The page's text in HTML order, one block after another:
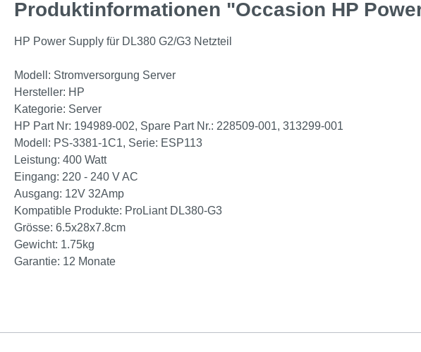
Produktinformationen "Occasion HP
HP Power Supply für DL380 G2/G3 Netzteil
Modell: Stromversorgung Server
Hersteller: HP
Kategorie: Server
HP Part Nr: 194989-002, Spare Part Nr.: 228509-001, 313299-001
Modell: PS-3381-1C1, Serie: ESP113
Leistung: 400 Watt
Eingang: 220 - 240 V AC
Ausgang: 12V 32Amp
Kompatible Produkte: ProLiant DL380-G3
Grösse: 6.5x28x7.8cm
Gewicht: 1.75kg
Garantie: 12 Monate